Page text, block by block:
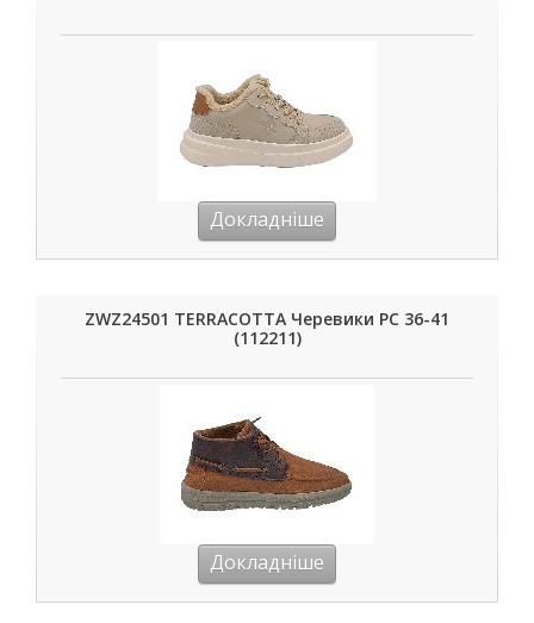
Докладніше
ZWZ24501 TERRACOTTA Черевики РС 36-41
(112211)
Докладніше